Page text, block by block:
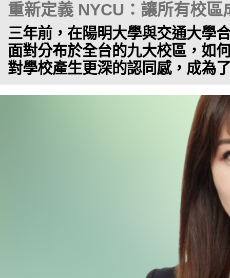
重新定義 NYCU：讓所有校
三年前，在陽明大學與交通大學
面對分布於全台的九大校區，如
對學校產生更深的認同感，成